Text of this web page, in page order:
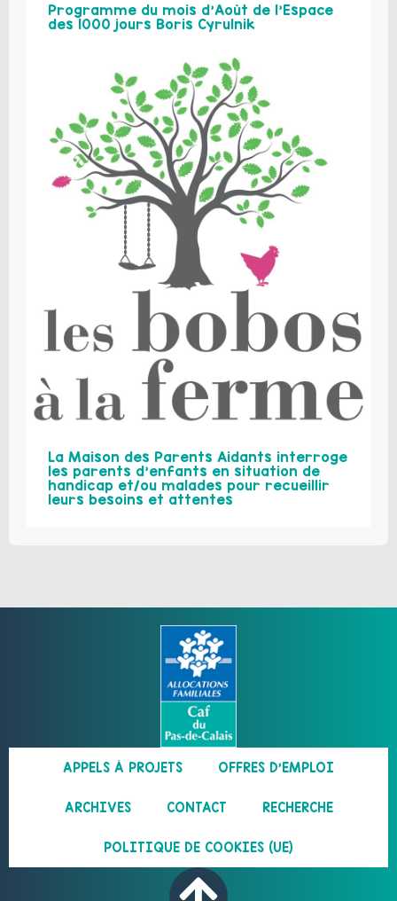
Programme du mois d’Août de l’Espace
des 1000 jours Boris Cyrulnik
La Maison des Parents Aidants interroge
les parents d’enfants en situation de
handicap et/ou malades pour recueillir
leurs besoins et attentes
APPELS À PROJETS OFFRES D’EMPLOI
ARCHIVES CONTACT RECHERCHE
POLITIQUE DE COOKIES (UE)